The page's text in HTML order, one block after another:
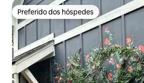
Preferido dos hóspedes
Preferido dos hóspedes